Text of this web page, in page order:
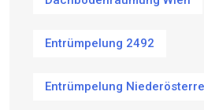
Entrümpelung 2492
Entrümpelung